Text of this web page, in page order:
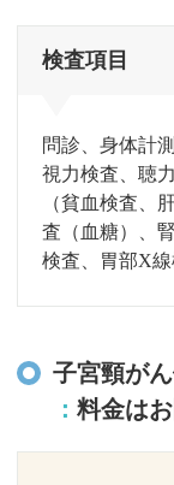
検査項目
問診、身体計
視力検査、聴
（貧血検査、
査（血糖）、
検査、
胃部X
子宮頸が
料金は